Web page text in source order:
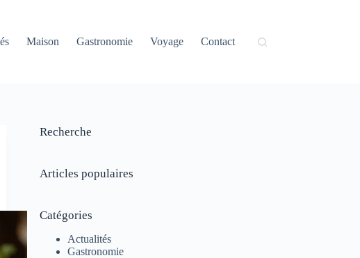
Maison Gastronomie Voyage Contact
Recherche
Articles populaires
Catégories
Actualités
Gastronomie